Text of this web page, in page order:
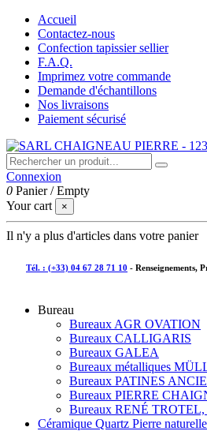
Accueil
Contactez-nous
Confection tapissier sellier
F.A.Q.
Imprimez votre commande
Demande d'échantillons
Nos livraisons
Paiement sécurisé
Connexion
0 Panier /Empty
Your cart
×
Il n'y a plus d'articles dans votre panier
Tél. : (+33) 04 67 28 71 10 - Renseignements,
Bureau
Bureaux AGR OVATION
Bureaux CALLIGARIS
Bureaux GALEA
Bureaux métalliques
Bureaux PATINES
Bureaux PIERRE
Bureaux RENÉ TROTEL,
Céramique Quartz Pierre